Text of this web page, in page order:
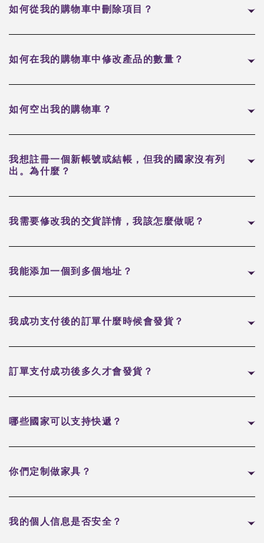
如何從我的購物車中刪除項目？
如何在我的購物車中修改產品的數量？
如何空出我的購物車？
我想註冊一個新帳號或結帳，但我的國家沒有列
出。為什麼？
我需要修改我的交貨詳情，我該怎麼做呢？
我能添加一個到多個地址？
我成功支付後的訂單什麼時候會發貨？
訂單支付成功後多久才會發貨？
哪些國家可以支持快遞？
你們定制做家具？
我的個人信息是否安全？